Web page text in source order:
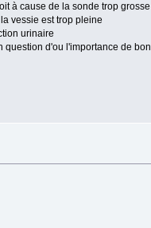
à cause de la sonde trop grosse
pleine
question d'ou l'importance de